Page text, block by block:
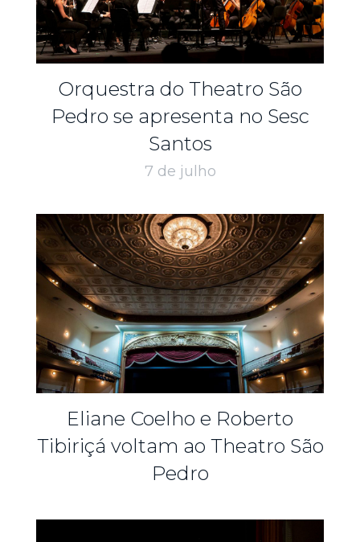
Orquestra do Theatro São
Pedro se apresenta no Sesc
Santos
7 de julho
Eliane Coelho e Roberto
Tibiriçá voltam ao Theatro São
Pedro